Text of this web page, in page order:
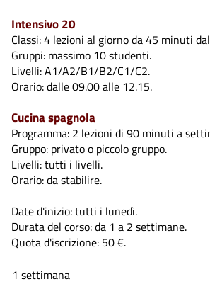
Intensivo 20
Classi: 4 lezioni al giorno da 45 minuti
Gruppi: massimo 10 studenti.
Livelli: A1/A2/B1/B2/C1/C2.
Orario: dalle 09.00 alle 12.15.
Cucina spagnola
Programma: 2 lezioni di 90 minuti a
Gruppo: privato o piccolo gruppo.
Livelli: tutti i livelli.
Orario: da stabilire.
Date d'inizio: tutti i lunedì.
Durata del corso: da 1 a 2 settimane.
Quota d'iscrizione: 50 €.
1 settimana